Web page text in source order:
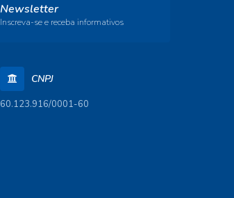
CNPJ
60.123.916/0001-60
Newsletter
Inscreva-se e receba informativos